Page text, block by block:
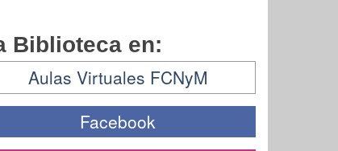
Biblioteca en:
Aulas Virtuales FCNyM
Facebook